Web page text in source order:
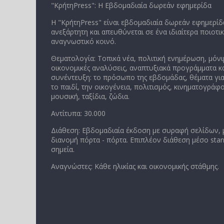
"ΚρήτηPress": Η Εβδομαδιαία δωρεάν εφημερίδα
Η "ΚρήτηPress" είναι εβδομαδιαία δωρεάν
ανεξάρτητη και απευθύνεται σε ένα ιδιαίτερα
αναγνωστικό κοινό.
Θεματολογία: Τοπικά νέα, πολιτική ενημέρωση,
οικονομικές αναλύσεις, αναπτυξιακά προγράμματα
συνέντευξη: το πρόσωπο της εβδομάδας, θέματα
το παιδί, την οικογένεια, πολιτισμός,
μουσική, ταξίδια, ζώδια.
Αντίτυπα: 30.000
Διάθεση: Εβδομαδιαία έκδοση με συραφή σελίδων,
διανομή πόρτα - πόρτα. Επιπλέον διάθεση μέσο
σημεία.
Αναγνώστες: Κάθε ηλικίας και οικονομικής στάθμης.